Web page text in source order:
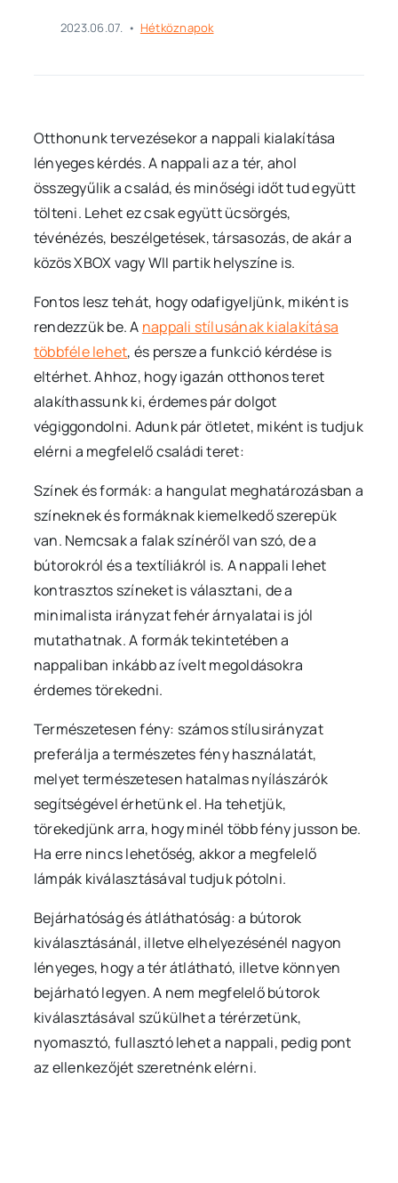
2023.06.07. • Hétköznapok
Otthonunk tervezésekor a nappali kialakítása
lényeges kérdés. A nappali az a tér, ahol
összegyűlik a család, és minőségi időt tud együtt
tölteni. Lehet ez csak együtt ücsörgés,
tévénézés, beszélgetések, társasozás, de akár a
közös XBOX vagy WII partik helyszíne is.
Fontos lesz tehát, hogy odafigyeljünk, miként is
rendezzük be. A nappali stílusának kialakítása
többféle lehet, és persze a funkció kérdése is
eltérhet. Ahhoz, hogy igazán otthonos teret
alakíthassunk ki, érdemes pár dolgot
végiggondolni. Adunk pár ötletet, miként is tudjuk
elérni a megfelelő családi teret:
Színek és formák: a hangulat meghatározásban a
színeknek és formáknak kiemelkedő szerepük
van. Nemcsak a falak színéről van szó, de a
bútorokról és a textíliákról is. A nappali lehet
kontrasztos színeket is választani, de a
minimalista irányzat fehér árnyalatai is jól
mutathatnak. A formák tekintetében a
nappaliban inkább az ívelt megoldásokra
érdemes törekedni.
Természetesen fény: számos stílusirányzat
preferálja a természetes fény használatát,
melyet természetesen hatalmas nyílászárók
segítségével érhetünk el. Ha tehetjük,
törekedjünk arra, hogy minél több fény jusson be.
Ha erre nincs lehetőség, akkor a megfelelő
lámpák kiválasztásával tudjuk pótolni.
Bejárhatóság és átláthatóság: a bútorok
kiválasztásánál, illetve elhelyezésénél nagyon
lényeges, hogy a tér átlátható, illetve könnyen
bejárható legyen. A nem megfelelő bútorok
kiválasztásával szűkülhet a térérzetünk,
nyomasztó, fullasztó lehet a nappali, pedig pont
az ellenkezőjét szeretnénk elérni.